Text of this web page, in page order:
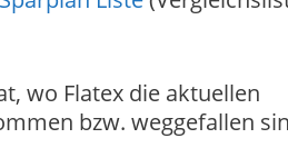
wo Flatex die aktuellen
bzw. weggefallen